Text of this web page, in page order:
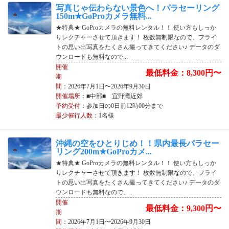
写真じゃ伝わらない景色へ！パラセーリング
150m★GoProカメラ無料...
★特典★ GoProカメラの無料レンタル！！ 使い方もしっか
りレクチャーさせて頂きます！ 枚数無制限なので、フライ
トの思い出写真をたくさん撮ってきてください♪ データのダ
ウンロードも無料なので...
最低料金：8,300円〜
開催
期
間 ：2026年7月1日〜2026年9月30日
開催場所：■中部■ 宜野湾近郊
予約受付：参加日の0日前12時00分まで
最少催行人数：1名様
沖縄の空をひとりじめ！！県内最長パラセー
リング200m★GoProカメ...
★特典★ GoProカメラの無料レンタル！！ 使い方もしっか
りレクチャーさせて頂きます！ 枚数無制限なので、フライ
トの思い出写真をたくさん撮ってきてください♪ データのダ
ウンロードも無料なので、...
最低料金：9,300円〜
開催
期
間 ：2026年7月1日〜2026年9月30日